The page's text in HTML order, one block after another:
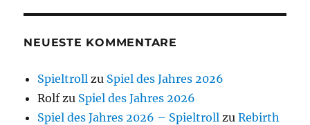
NEUESTE KOMMENTARE
Spieltroll zu Spiel des Jahres 2026
Rolfzu Spiel des Jahres 2026
Spiel des Jahres 2026 – Spieltroll zuRebirth